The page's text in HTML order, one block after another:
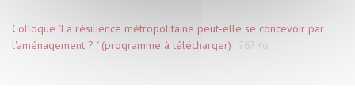
Colloque "La résilience métropolitaine peut-elle se concevoir par
l'aménagement ? " (programme à télécharger)
767 Ko